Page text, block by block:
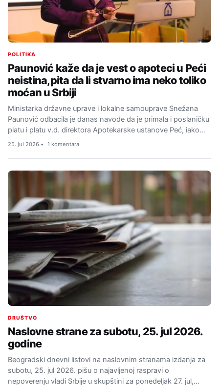
POLITIKA
Paunović kaže da je vest o apoteci u Peći
neistina,pita da li stvarno ima neko toliko
moćan u Srbiji
Ministarka državne uprave i lokalne samouprave Snežana
Paunović odbacila je danas navode da je primala i poslaničku
platu i platu v.d. direktora Apotekarske ustanove Peć, iako…
25. jul 2026. 1 komentara
DRUŠTVO
Naslovne strane za subotu, 25. jul 2026.
godine
Beogradski dnevni listovi na naslovnim stranama izdanja za
subotu, 25. jul 2026. pišu o najavljenoj raspravi o
nepoverenju vladi Srbije u skupštini za ponedeljak 27. jul,…